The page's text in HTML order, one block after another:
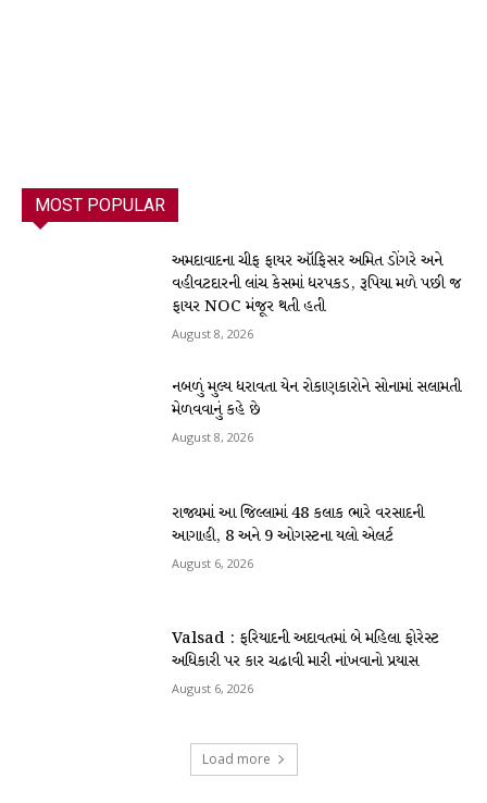
MOST POPULAR
અમદાવાદના ચીફ ફાયર ઑફિસર અમિત ડોંગરે અને
વહીવટદારની લાંચ કેસમાં ધરપકડ, રૂપિયા મળે પછી જ
ફાયર NOC મંજૂર થતી હતી
August 8, 2026
નબળું મુલ્ય ધરાવતા યેન રોકાણકારોને સોનામાં સલામતી
મેળવવાનું કહે છે
August 8, 2026
રાજ્યમાં આ જિલ્લામાં 48 કલાક ભારે વરસાદની
આગાહી, 8 અને 9 ઓગસ્ટના યલો એલર્ટ
August 6, 2026
Valsad : ફરિયાદની અદાવતમાં બે મહિલા ફોરેસ્ટ
અધિકારી પર કાર ચઢાવી મારી નાંખવાનો પ્રયાસ
August 6, 2026
Load more